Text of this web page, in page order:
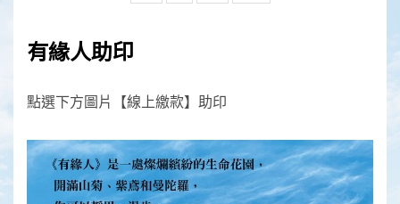
頁
有緣人助印
點選下方圖片【線上繳款】助印